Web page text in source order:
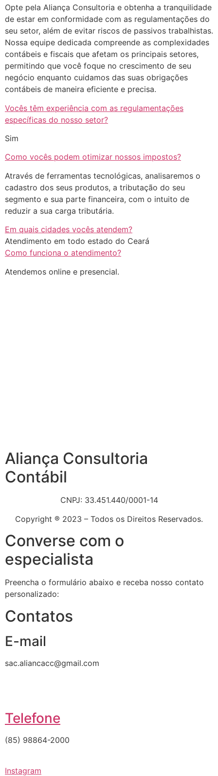
Opte pela Aliança Consultoria e obtenha a tranquilidade
de estar em conformidade com as regulamentações do
seu setor, além de evitar riscos de passivos trabalhistas.
Nossa equipe dedicada compreende as complexidades
contábeis e fiscais que afetam os principais setores,
permitindo que você foque no crescimento de seu
negócio enquanto cuidamos das suas obrigações
contábeis de maneira eficiente e precisa.
Vocês têm experiência com as regulamentações
específicas do nosso setor?
Sim
Como vocês podem otimizar nossos impostos?
Através de ferramentas tecnológicas, analisaremos o
cadastro dos seus produtos, a tributação do seu
segmento e sua parte financeira, com o intuito de
reduzir a sua carga tributária.
Em quais cidades vocês atendem?
Atendimento em todo estado do Ceará
Como funciona o atendimento?
Atendemos online e presencial.
Aliança Consultoria
Contábil
CNPJ: 33.451.440/0001-14
Copyright ® 2023 – Todos os Direitos Reservados.
Converse com o
especialista
Preencha o formulário abaixo e receba nosso contato
personalizado:
Contatos
E-mail
sac.aliancacc@gmail.com
Telefone
(85) 98864-2000
Instagram